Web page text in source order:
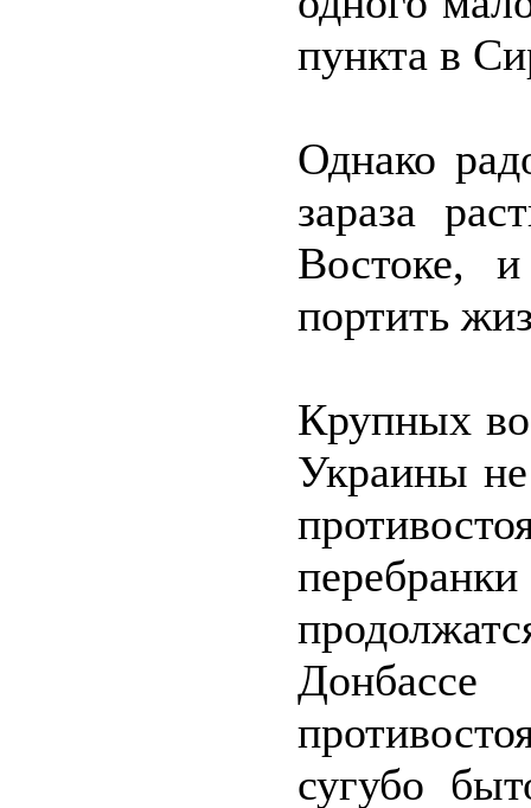
пункта в
Однако
зараза
Востоке,
портить
Крупных
Украины
сугубо